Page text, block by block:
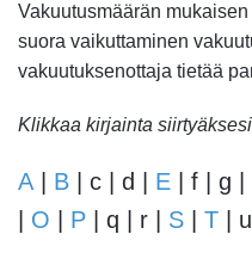
Vakuutusmäärän
suora vaikuttaminen
vakuutuksenottaja tietää
Klikkaa kirjainta
A B | c | d | E | f | g |
O P | q | r | S T |